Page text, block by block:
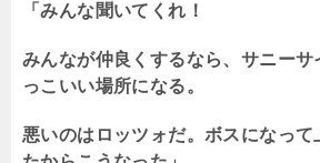
「みんな聞いてくれ！
みんなが仲良くするなら、サニー
っこいい場所になる。
悪いのはロッツォだ。ボスになって